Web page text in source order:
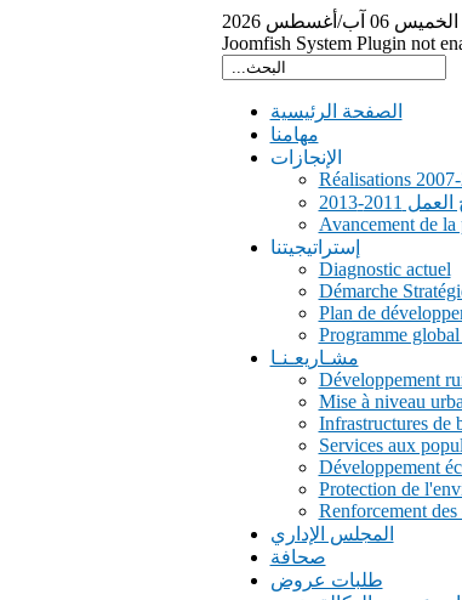
الخميس 06 آب/أغسطس 2026
Joomfish System Plugin not
الصفحة الرئيسية
مهامنا
الإنجازات
Réalisations
2011-2013
Avancement de
إستراتيجيتنا
Diagnostic actuel
Démarche
Plan de
Programme
مشـاريعـنـا
Développement
Mise à niveau
Infrastructures de
Services aux
Développement
Protection de
Renforcement des
المجلس الإداري
صحافة
طلبات عروض